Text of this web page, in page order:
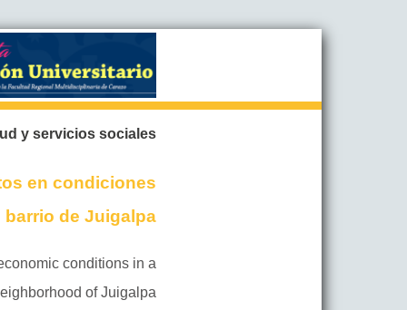
y servicios sociales
en condiciones
de Juigalpa
conditions in a
of Juigalpa